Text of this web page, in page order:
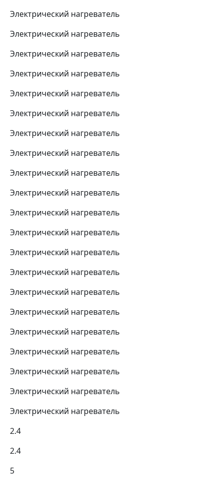
Электрический нагреватель
Электрический нагреватель
Электрический нагреватель
Электрический нагреватель
Электрический нагреватель
Электрический нагреватель
Электрический нагреватель
Электрический нагреватель
Электрический нагреватель
Электрический нагреватель
Электрический нагреватель
Электрический нагреватель
Электрический нагреватель
Электрический нагреватель
Электрический нагреватель
Электрический нагреватель
Электрический нагреватель
Электрический нагреватель
Электрический нагреватель
Электрический нагреватель
Электрический нагреватель
2.4
2.4
5